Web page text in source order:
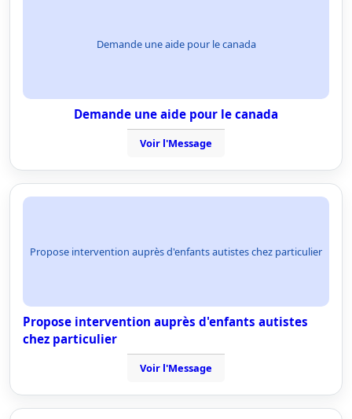
Demande une aide pour le canada
Demande une aide pour le canada
Voir l'Message
Propose intervention auprès d'enfants autistes chez particulier
Propose intervention auprès d'enfants autistes
chez particulier
Voir l'Message